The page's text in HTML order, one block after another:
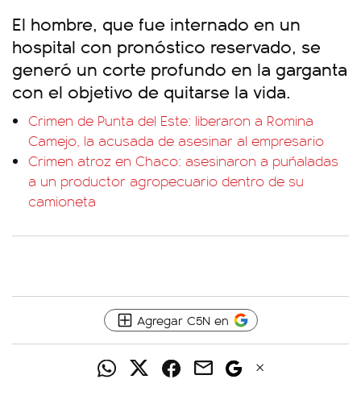
El hombre, que fue internado en un
hospital con pronóstico reservado, se
generó un corte profundo en la garganta
con el objetivo de quitarse la vida.
Crimen de Punta del Este: liberaron a Romina
Camejo, la acusada de asesinar al empresario
Crimen atroz en Chaco: asesinaron a puñaladas
a un productor agropecuario dentro de su
camioneta
Agregar C5N en